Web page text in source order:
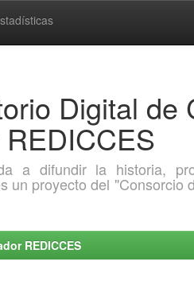
Digital de
a difundir la historia,
un proyecto del "Consorcio
REDICCES